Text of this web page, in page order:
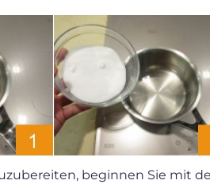
beginnen Sie mit